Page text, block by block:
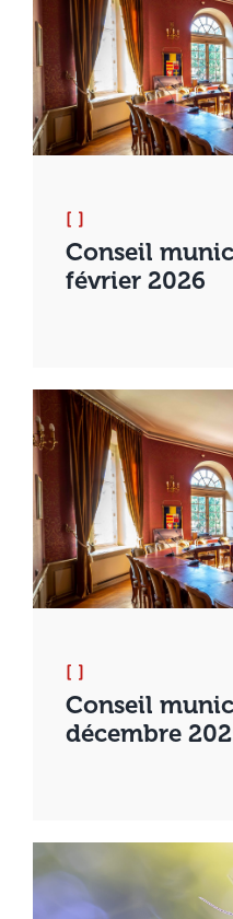
[ ]
Conseil
février 2026
[ ]
Conseil
décembre